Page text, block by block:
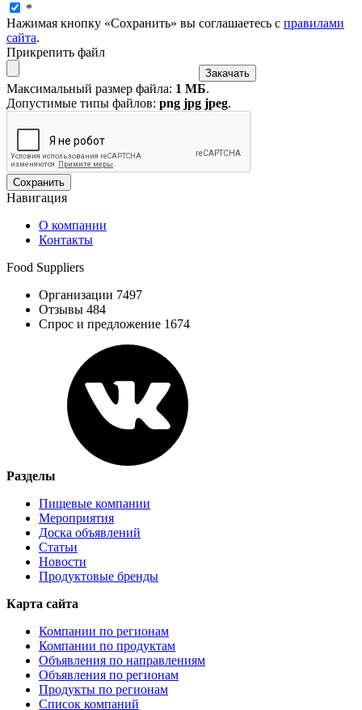
*
Нажимая кнопку «Сохранить» вы соглашаетесь с правилами
сайта.
Прикрепить файл
Максимальный размер файла: 1 МБ.
Допустимые типы файлов: png jpg jpeg.
Навигация
О компании
Контакты
Food Suppliers
Организации 7497
Отзывы 484
Спрос и предложение 1674
Разделы
Пищевые компании
Мероприятия
Доска объявлений
Статьи
Новости
Продуктовые бренды
Карта сайта
Компании по регионам
Компании по продуктам
Объявления по направлениям
Объявления по регионам
Продукты по регионам
Список компаний